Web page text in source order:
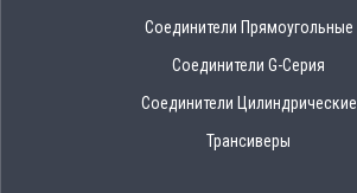
Соединители Прямоугольные
Соединители G-Серия
Соединители Цилиндрические
Трансиверы